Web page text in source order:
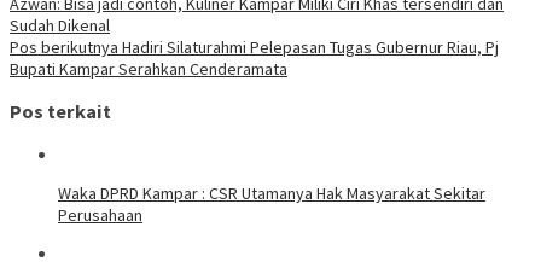
Sudah Dikenal
Pos berikutnya Hadiri Silaturahmi Pelepasan Tugas Gubernur Riau, Pj
Bupati Kampar Serahkan Cenderamata
Pos terkait
Waka DPRD Kampar : CSR Utamanya Hak Masyarakat Sekitar
Perusahaan